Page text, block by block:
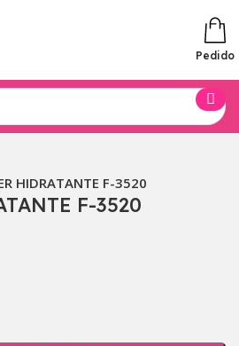
Pedido
HIDRATANTE F-3520
F-3520